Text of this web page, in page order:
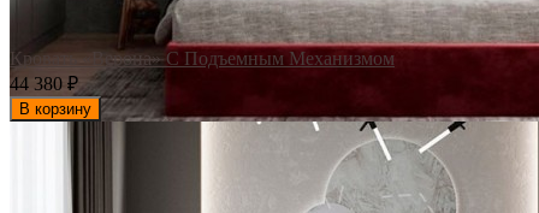
Кровать «Верона» С Подъемным Механизмом
44 380 ₽
В корзину